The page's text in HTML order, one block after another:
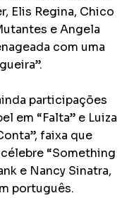
Elis Regina, Chico
e Angela
com uma
participações
em “Falta” e Luiza
faixa que
“Something
e Nancy Sinatra,
português.